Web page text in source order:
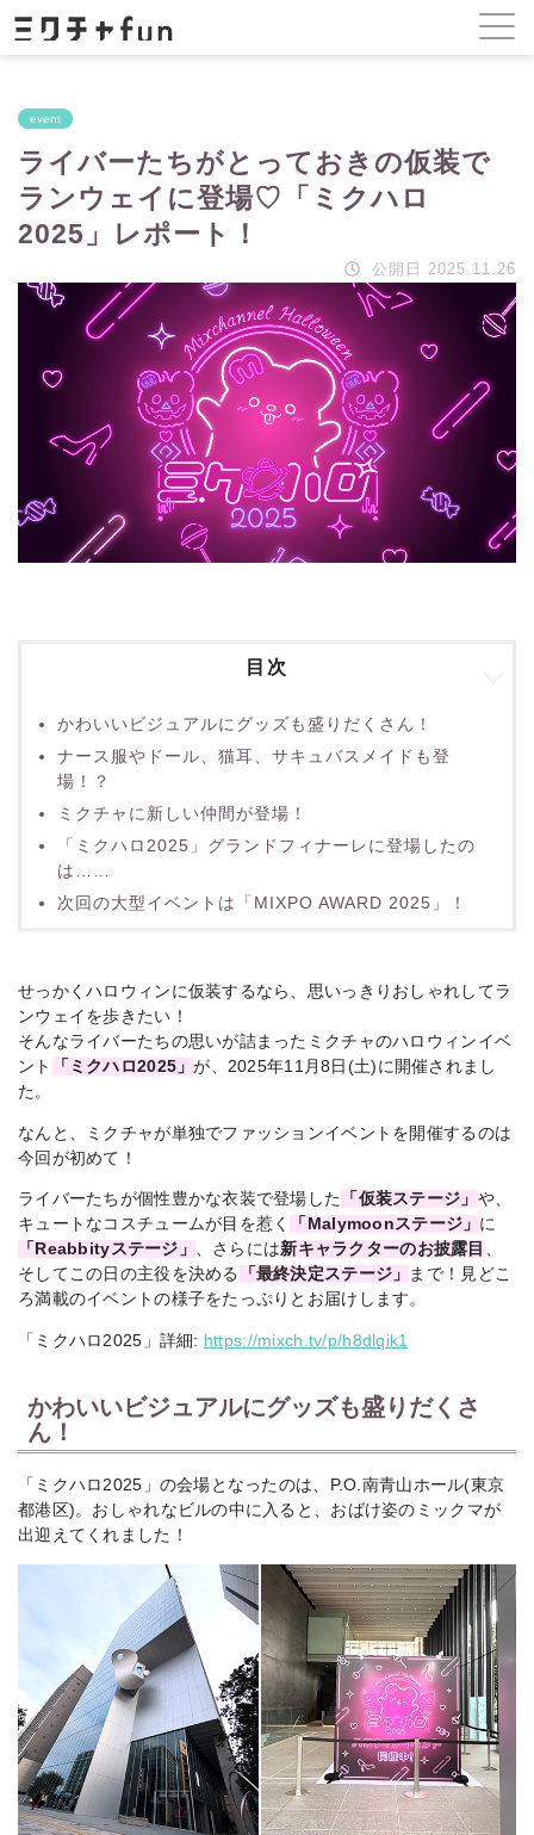
event
ライバーたちがとっておきの仮装で
ランウェイに登場♡「ミクハロ
2025」レポート！
公開日 2025.11.26
目次
かわいいビジュアルにグッズも盛りだくさん！
ナース服やドール、猫耳、サキュバスメイドも登
場！？
ミクチャに新しい仲間が登場！
「ミクハロ2025」グランドフィナーレに登場したの
は……
次回の大型イベントは「MIXPO AWARD 2025」！
せっかくハロウィンに仮装するなら、思いっきりおしゃれしてラ
ンウェイを歩きたい！
そんなライバーたちの思いが詰まったミクチャのハロウィンイベ
ント
「ミクハロ2025」が、2025年11月8日(土)に開催されまし
た。
なんと、ミクチャが単独でファッションイベントを開催するのは
今回が初めて！
ライバーたちが個性豊かな衣装で登場した 「仮装ステージ」 や、
キュートなコスチュームが目を惹く
「Malymoonステージ」 に
「Reabbityステージ」 、さらには新キャラクターのお披露目 、
そしてこの日の主役を決める
「最終決定ステージ」 まで！見どこ
ろ満載のイベントの様子をたっぷりとお届けします。
「ミクハロ2025」詳細: https://mixch.tv/p/h8dlqik1
かわいいビジュアルにグッズも盛りだくさ
ん！
「ミクハロ2025」の会場となったのは、P.O.南青山ホール(東京
都港区)。おしゃれなビルの中に入ると、おばけ姿のミックマが
出迎えてくれました！